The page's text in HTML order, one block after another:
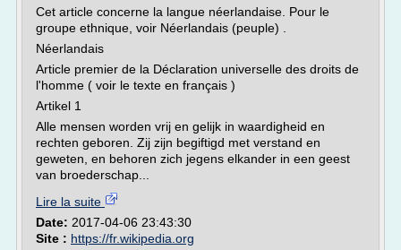
Cet article concerne la langue néerlandaise. Pour le
groupe ethnique, voir Néerlandais (peuple) .
Néerlandais
Article premier de la Déclaration universelle des droits de
l'homme ( voir le texte en français )
Artikel 1
Alle mensen worden vrij en gelijk in waardigheid en
rechten geboren. Zij zijn begiftigd met verstand en
geweten, en behoren zich jegens elkander in een geest
van broederschap...
Lire la suite
Date: 2017-04-06 23:43:30
Site : https://fr.wikipedia.org